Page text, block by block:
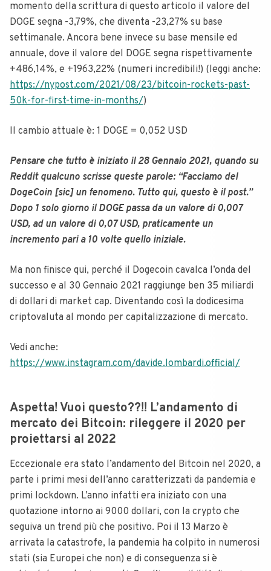
momento della scrittura di questo articolo il valore del
DOGE segna -3,79%, che diventa -23,27% su base
settimanale. Ancora bene invece su base mensile ed
annuale, dove il valore del DOGE segna rispettivamente
+486,14%, e +1963,22% (numeri incredibili!) (leggi anche:
https://nypost.com/2021/08/23/bitcoin-rockets-past-
50k-for-first-time-in-months/)
Il cambio attuale è: 1 DOGE = 0,052 USD
Pensare che tutto è iniziato il 28 Gennaio 2021, quando su
Reddit qualcuno scrisse queste parole: “Facciamo del
DogeCoin [sic] un fenomeno. Tutto qui, questo è il post.”
Dopo 1 solo giorno il DOGE passa da un valore di 0,007
USD, ad un valore di 0,07 USD, praticamente un
incremento pari a 10 volte quello iniziale.
Ma non finisce qui, perché il Dogecoin cavalca l’onda del
successo e al 30 Gennaio 2021 raggiunge ben 35 miliardi
di dollari di market cap. Diventando così la dodicesima
criptovaluta al mondo per capitalizzazione di mercato.
Vedi anche:
https://www.instagram.com/davide.lombardi.official/
Aspetta! Vuoi questo??!! L’andamento di
mercato dei Bitcoin: rileggere il 2020 per
proiettarsi al 2022
Eccezionale era stato l’andamento del Bitcoin nel 2020, a
parte i primi mesi dell’anno caratterizzati da pandemia e
primi lockdown. L’anno infatti era iniziato con una
quotazione intorno ai 9000 dollari, con la crypto che
seguiva un trend più che positivo. Poi il 13 Marzo è
arrivata la catastrofe, la pandemia ha colpito in numerosi
stati (sia Europei che non) e di conseguenza si è